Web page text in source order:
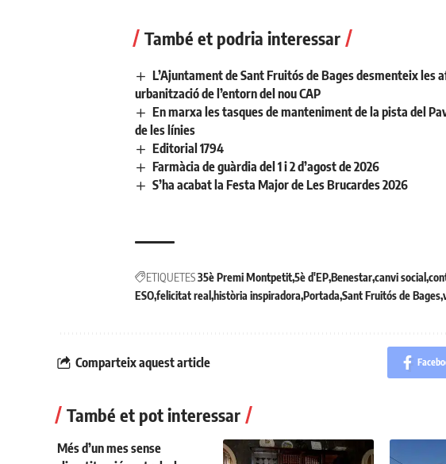
També et podria interessar
L’Ajuntament de Sant Fruitós de Bages desmenteix les
urbanització de l’entorn del nou CAP
En marxa les tasques de manteniment de la pista del
de les línies
Editorial 1794
Farmàcia de guàrdia del 1 i 2 d’agost de 2026
S’ha acabat la Festa Major de Les Brucardes 2026
ETIQUETES35è Premi Montpetit5è d'EP Benestarcanvi social
ESOfelicitat real història inspiradora Portada Sant Fruitós de Bages
Comparteix aquest article
També et pot interessar
Més d’un mes sense